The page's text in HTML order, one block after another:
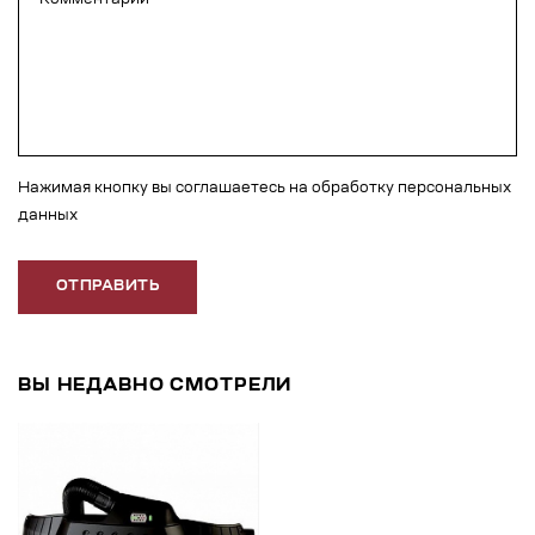
Нажимая кнопку вы соглашаетесь на обработку персональных
данных
ОТПРАВИТЬ
ВЫ НЕДАВНО СМОТРЕЛИ